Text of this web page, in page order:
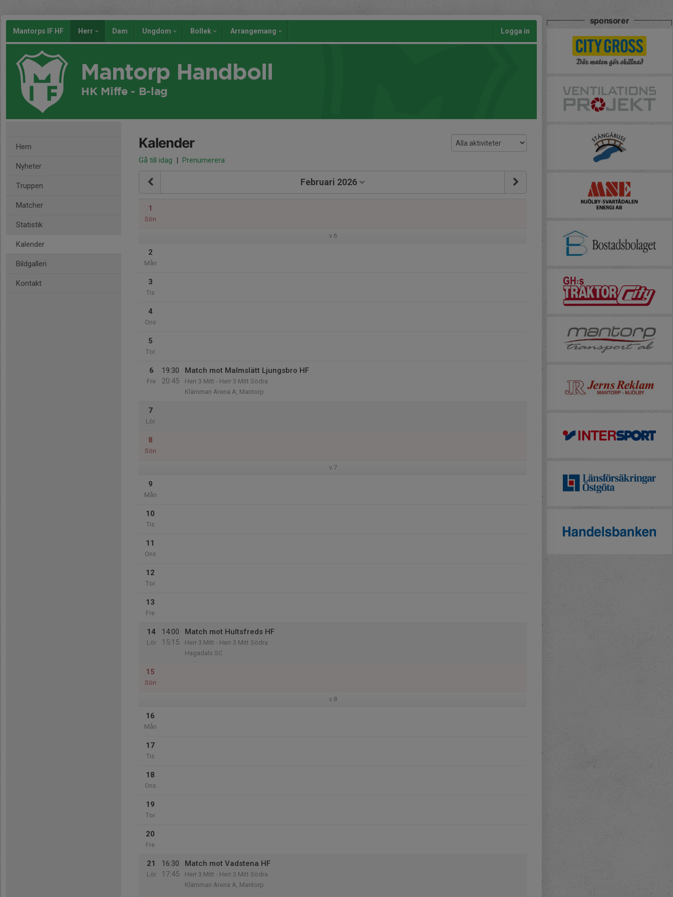
Mantorps IF HF Herr Dam Ungdom Bollek Arrangemang Logga in
Mantorp Handboll
HK Miffe - B-lag
Hem
Nyheter
Truppen
Matcher
Statistik
Kalender
Bildgalleri
Kontakt
Kalender
Gå till idag | Prenumerera
Februari 2026
1
Sön
v.6
2
Mån
3
Tis
4
Ons
5
Tor
6
Fre
19:30
20:45
Match mot Malmslätt Ljungsbro HF
Herr 3 Mitt - Herr 3 Mitt Södra
Klämman Arena A, Mantorp
7
Lör
8
Sön
v.7
9
Mån
10
Tis
11
Ons
12
Tor
13
Fre
14
Lör
14:00
15:15
Match mot Hultsfreds HF
Herr 3 Mitt - Herr 3 Mitt Södra
Hagadals SC
15
Sön
v.8
16
Mån
17
Tis
18
Ons
19
Tor
20
Fre
21
Lör
16:30
17:45
Match mot Vadstena HF
Herr 3 Mitt - Herr 3 Mitt Södra
Klämman Arena A, Mantorp
sponsorer